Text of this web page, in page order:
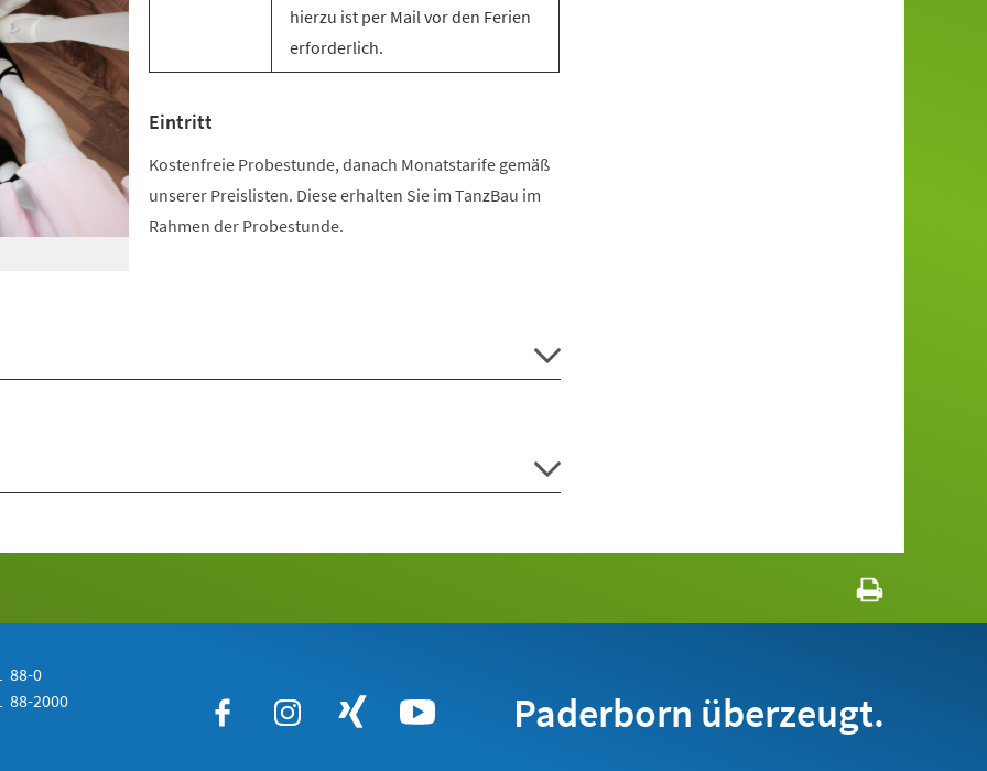
hierzu ist per Mail vor den Ferien
erforderlich.
Eintritt
Kostenfreie Probestunde, danach Monatstarife gemäß
unserer Preislisten. Diese erhalten Sie im TanzBau im
Rahmen der Probestunde.
88-0
88-2000 Paderborn überzeugt.